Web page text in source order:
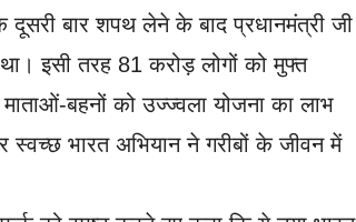
दूसरी बार शपथ लेने के बाद प्रधानमंत्री जी
इसी तरह 81 करोड़ लोगों को मुफ्त
बहनों को उज्ज्वला योजना का लाभ
भारत अभियान ने गरीबों के जीवन में